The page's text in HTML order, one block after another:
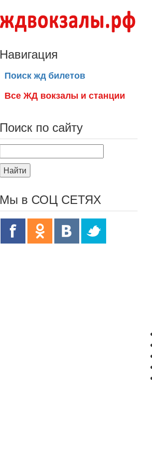
Навигация
Поиск жд билетов
Все ЖД вокзалы и станции
Поиск по сайту
Найти
Мы в СОЦ СЕТЯХ